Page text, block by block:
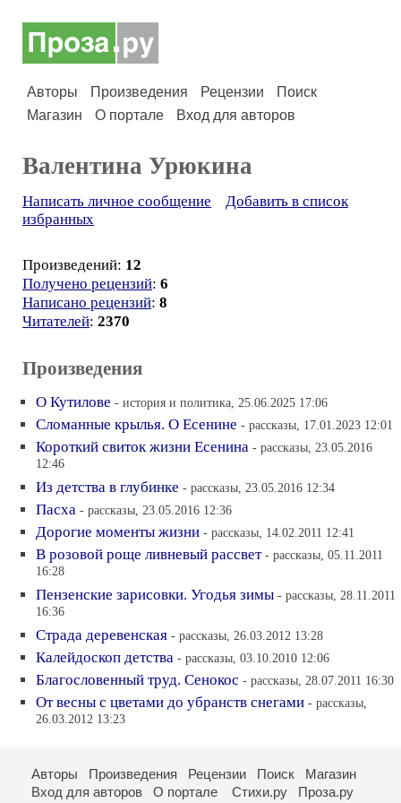
Авторы Произведения Рецензии
Поиск
Магазин
О портале Вход для авторов
Валентина Урюкина
Написать личное сообщение
Добавить в список
избранных
Произведений: 12
Получено рецензий: 6
Написано рецензий: 8
Читателей: 2370
Произведения
О Кутилове - история и политика, 25.06.2025 17:06
Сломанные крылья. О Есенине - рассказы, 17.01.2023 12:01
Короткий свиток жизни Есенина - рассказы, 23.05.2016
12:46
Из детства в глубинке - рассказы, 23.05.2016 12:34
Пасха - рассказы, 23.05.2016 12:36
Дорогие моменты жизни - рассказы, 14.02.2011 12:41
В розовой роще ливневый рассвет - рассказы, 05.11.2011
16:28
Пензенские зарисовки. Угодья зимы - рассказы, 28.11.2011
16:36
Страда деревенская - рассказы, 26.03.2012 13:28
Калейдоскоп детства - рассказы, 03.10.2010 12:06
Благословенный труд. Сенокос - рассказы, 28.07.2011 16:30
От весны с цветами до убранств снегами - рассказы,
26.03.2012 13:23
Авторы Произведения Рецензии Поиск
Магазин
Вход для авторов
О портале Стихи.ру Проза.ру